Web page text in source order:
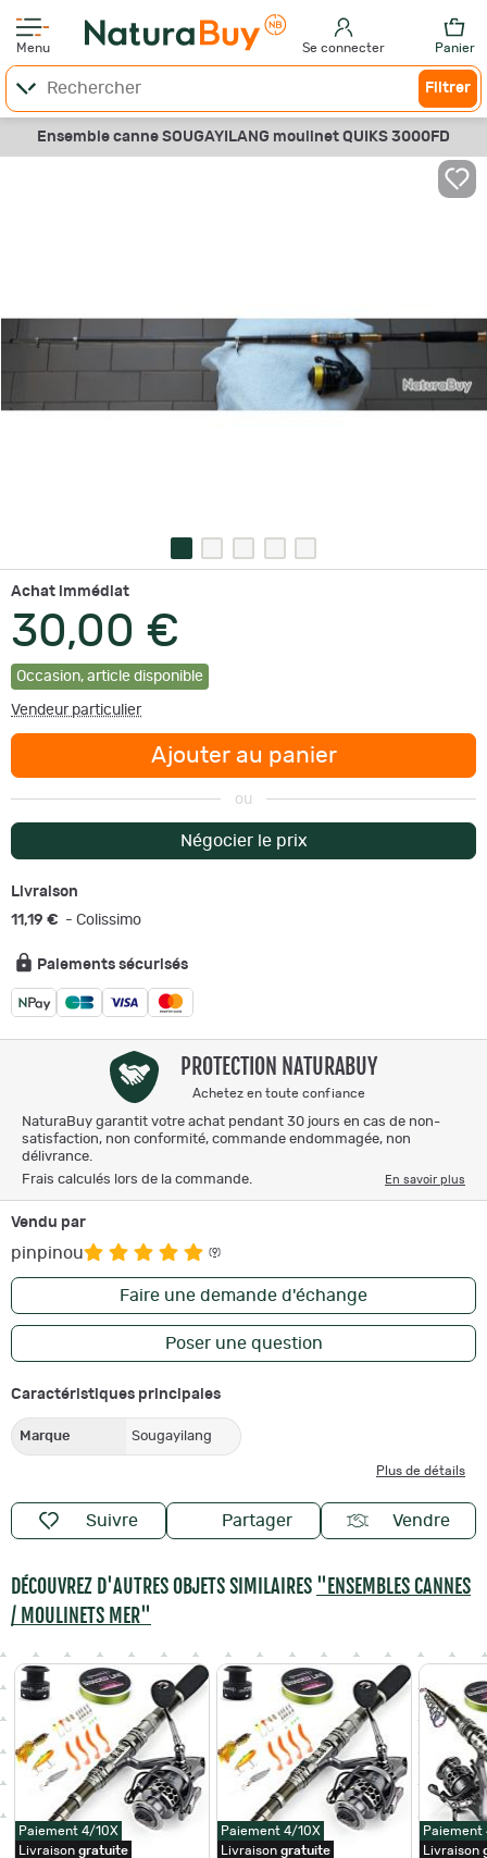
Menu Se connecter Panier
Filtrer
Ensemble canne SOUGAYILANG moulinet QUIKS 3000FD
Achat immédiat
30,00 €
Occasion, article disponible
Vendeur particulier
Ajouter au panier
ou
Négocier le prix
Livraison
11,19 € - Colissimo
Paiements sécurisés
PROTECTION NATURABUY
Achetez en toute confiance
NaturaBuy garantit votre achat pendant 30 jours en cas de non-
satisfaction, non conformité, commande endommagée, non
délivrance.
Frais calculés lors de la commande.
En savoir plus
Vendu par
pinpinou (9)
Faire une demande d'échange
Poser une question
Caractéristiques principales
Marque Sougayilang
Plus de détails
Suivre Partager Vendre
DÉCOUVREZ D'AUTRES OBJETS SIMILAIRES "ENSEMBLES CANNES
/ MOULINETS MER"
Paiement 4/10X
Livraison gratuite
Paiement 4/10X
Livraison gratuite
Paiement
Livraison